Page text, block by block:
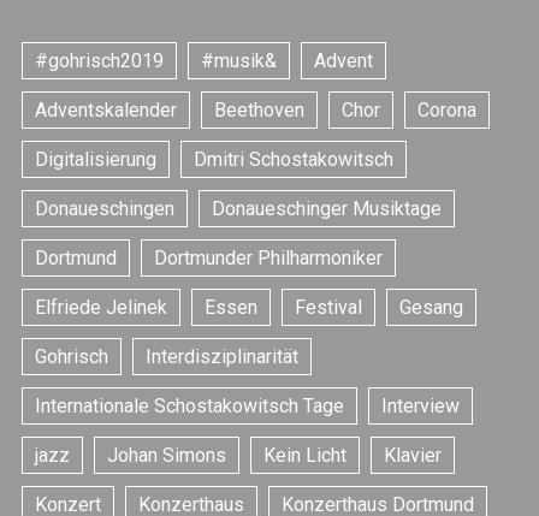
#gohrisch2019 #musik& Advent
Adventskalender Beethoven Chor Corona
Digitalisierung Dmitri Schostakowitsch
Donaueschingen Donaueschinger Musiktage
Dortmund Dortmunder Philharmoniker
Elfriede Jelinek Essen Festival Gesang
Gohrisch Interdisziplinarität
Internationale Schostakowitsch Tage Interview
jazz Johan Simons Kein Licht Klavier
Konzert Konzerthaus Konzerthaus Dortmund
S
e
a
r
h
f